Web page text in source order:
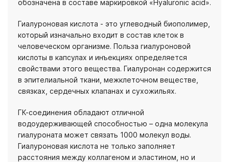
обозначена в составе маркировкой «Hyaluronic acid».
Гиалуроновая кислота - это углеводный биополимер,
который изначально входит в состав клеток в
человеческом организме. Польза гиалуроновой
кислоты в капсулах и инъекциях определяется
свойствами этого вещества. Гиалуронан содержится
в эпителиальной ткани, межклеточном веществе,
связках, сердечных клапанах и сухожильях.
ГК-соединения обладают отличной
водоудерживающей способностью – одна молекула
гиалуроната может связать 1000 молекул воды.
Гиалуроновая кислота не только заполняет
расстояния между коллагеном и эластином, но и